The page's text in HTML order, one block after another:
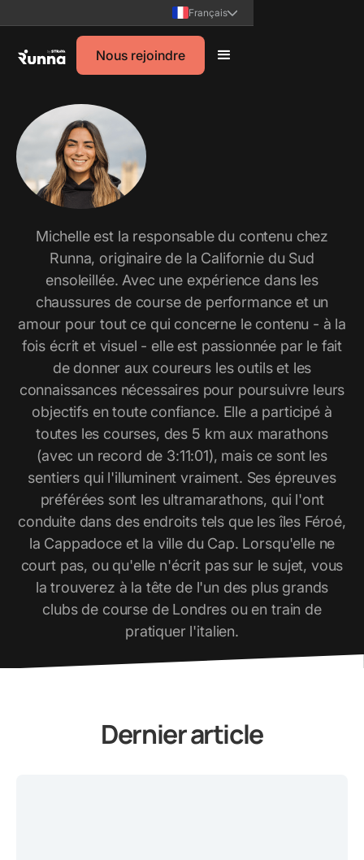
Français
Nous rejoindre
Michelle est la responsable du contenu chez
Runna, originaire de la Californie du Sud
ensoleillée. Avec une expérience dans les
chaussures de course de performance et un
amour pour tout ce qui concerne le contenu - à la
fois écrit et visuel - elle est passionnée par le fait
de donner aux coureurs les outils et les
connaissances nécessaires pour poursuivre leurs
objectifs en toute confiance. Elle a participé à
toutes les courses, des 5 km aux marathons
(avec un record de 3:11:01), mais ce sont les
sentiers qui l'illuminent vraiment. Ses épreuves
préférées sont les ultramarathons, qui l'ont
conduite dans des endroits tels que les îles Féroé,
la Cappadoce et la ville du Cap. Lorsqu'elle ne
court pas, ou qu'elle n'écrit pas sur le sujet, vous
la trouverez à la tête de l'un des plus grands
clubs de course de Londres ou en train de
pratiquer l'italien.
Dernier article